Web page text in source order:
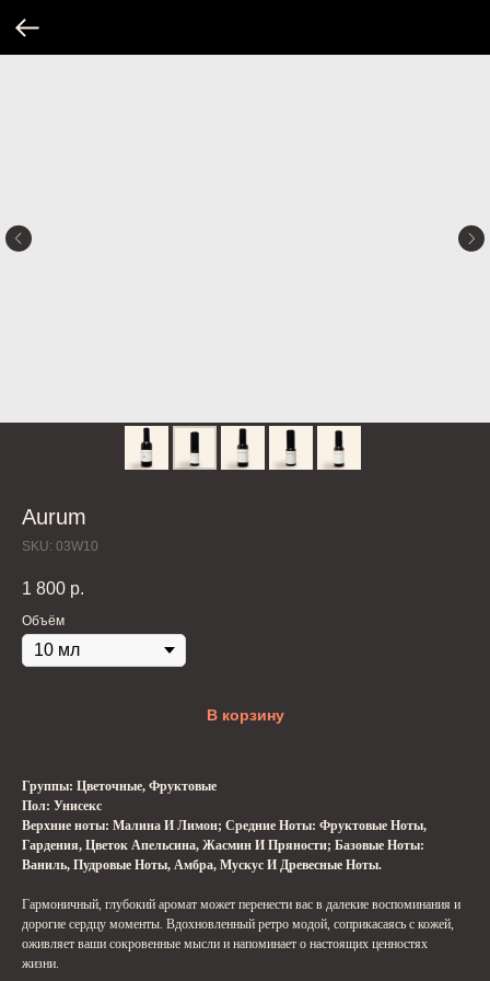
Aurum
SKU: 03W10
1 800 р.
Объём
В корзину
Группы: Цветочные, Фруктовые
Пол: Унисекс
Верхние ноты: Малина И Лимон; Средние Ноты: Фруктовые Ноты,
Гардения, Цветок Апельсина, Жасмин И Пряности; Базовые Ноты:
Ваниль, Пудровые Ноты, Амбра, Мускус И Древесные Ноты.
Гармоничный, глубокий аромат может перенести вас в далекие воспоминания и
дорогие сердцу моменты. Вдохновленный ретро модой, соприкасаясь с кожей,
оживляет ваши сокровенные мысли и напоминает о настоящих ценностях
жизни.